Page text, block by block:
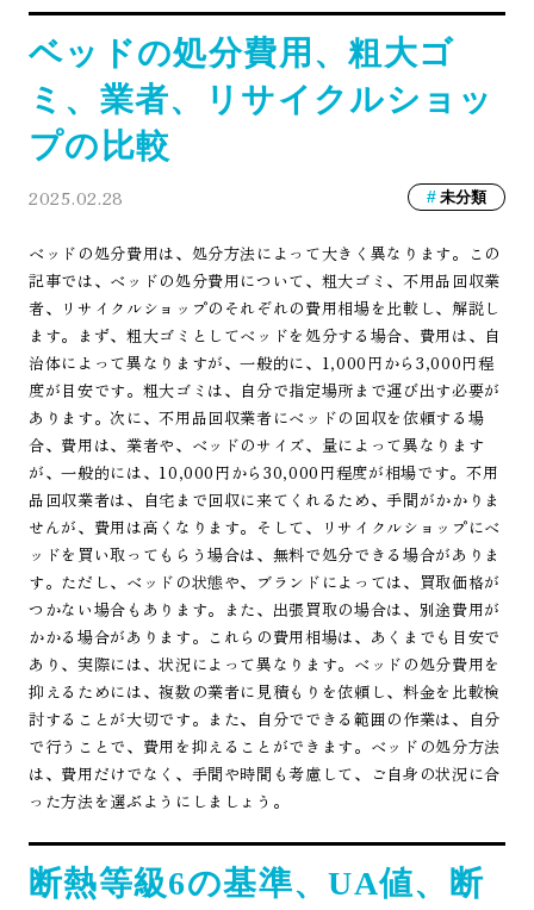
ベッドの処分費用、粗大ゴ
ミ、業者、リサイクルショッ
プの比較
2025.02.28 未分類
ベッドの処分費用は、処分方法によって大きく異なります。この
記事では、ベッドの処分費用について、粗大ゴミ、不用品回収業
者、リサイクルショップのそれぞれの費用相場を比較し、解説し
ます。まず、粗大ゴミとしてベッドを処分する場合、費用は、自
治体によって異なりますが、一般的に、1,000円から3,000円程
度が目安です。粗大ゴミは、自分で指定場所まで運び出す必要が
あります。次に、不用品回収業者にベッドの回収を依頼する場
合、費用は、業者や、ベッドのサイズ、量によって異なります
が、一般的には、10,000円から30,000円程度が相場です。不用
品回収業者は、自宅まで回収に来てくれるため、手間がかかりま
せんが、費用は高くなります。そして、リサイクルショップにベ
ッドを買い取ってもらう場合は、無料で処分できる場合がありま
す。ただし、ベッドの状態や、ブランドによっては、買取価格が
つかない場合もあります。また、出張買取の場合は、別途費用が
かかる場合があります。これらの費用相場は、あくまでも目安で
あり、実際には、状況によって異なります。ベッドの処分費用を
抑えるためには、複数の業者に見積もりを依頼し、料金を比較検
討することが大切です。また、自分でできる範囲の作業は、自分
で行うことで、費用を抑えることができます。ベッドの処分方法
は、費用だけでなく、手間や時間も考慮して、ご自身の状況に合
った方法を選ぶようにしましょう。
断熱等級6の基準、UA値、断